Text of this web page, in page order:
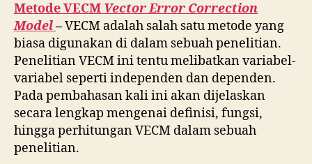
Metode VECM Vector Error Correction
Model–VECM adalah salah satu metode yang
biasa digunakan di dalam sebuah penelitian.
Penelitian VECM ini tentu melibatkan variabel-
variabel seperti independen dan dependen.
Pada pembahasan kali ini akan dijelaskan
secara lengkap mengenai definisi, fungsi,
hingga perhitungan VECM dalam sebuah
penelitian.